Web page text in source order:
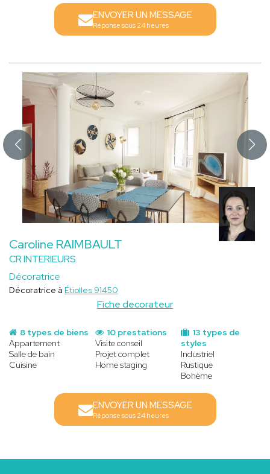
ENVOYER UN MESSAGE
Réponse sous 24 heures
Caroline RAIMBAULT
CR INTERIEURS
Décoratrice
Fiche decorateur
Décoratrice à Étiolles 91450
8 types de biens
Appartement
Salle de bain
Cuisine
13 types de
styles
Industriel
Rustique
Bohème
10 prestations
Visite conseil
Projet complet
Home staging
ENVOYER UN MESSAGE
Réponse sous 24 heures